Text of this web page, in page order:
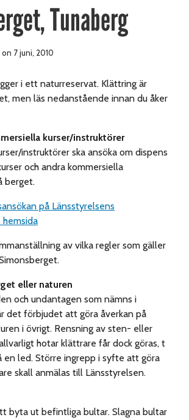
Tunaberg
on 7 juni, 2010
i ett naturreservat. Klättring är
men läs nedanstående innan du åker
kurser/instruktörer
instruktörer ska ansöka om dispens
och andra kommersiella
berget.
på Länsstyrelsens
hemsida
av vilka regler som gäller
eller naturen
och undantagen som nämns i
det förbjudet att göra åverkan på
i övrigt. Rensning av sten- eller
hotar klättrare får dock göras, t
en led. Större ingrepp i syfte att göra
skall anmälas till Länsstyrelsen.
byta ut befintliga bultar. Slagna bultar